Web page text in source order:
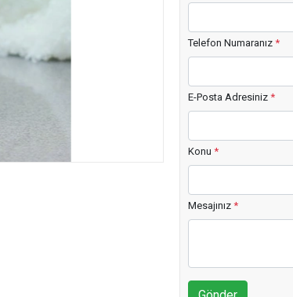
Telefon Numaranız*
E-Posta Adresiniz*
Konu*
Mesajınız*